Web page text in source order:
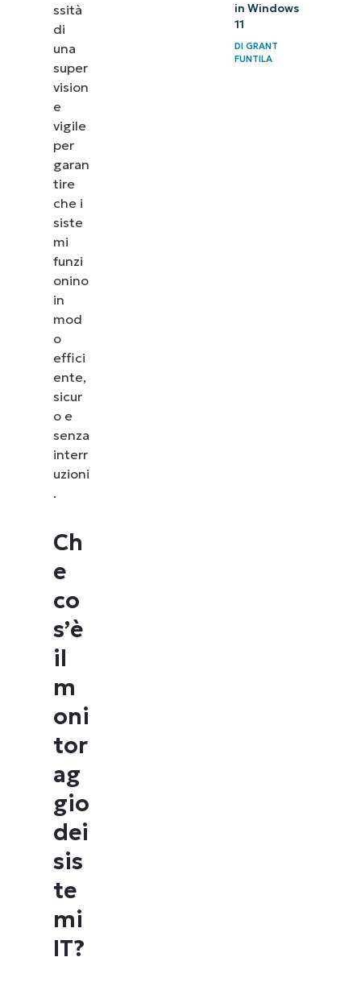
ssità
di
una
super
vision
e
vigile
per
garan
tire
che i
siste
mi
funzi
onino
in
mod
o
effici
ente,
sicur
o e
senza
interr
uzioni
.
Ch
e
co
s’è
il
m
oni
tor
ag
gio
dei
sis
te
mi
IT?
in Windows
11
DIGRANT
FUNTILA